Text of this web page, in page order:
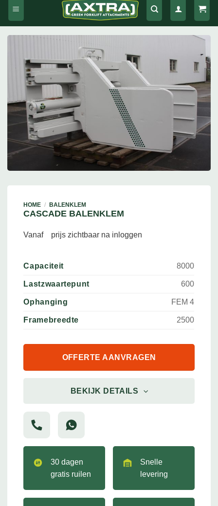
HOME / BALENKLEM
CASCADE BALENKLEM
Vanaf prijs zichtbaar na inloggen
Capaciteit 8000
Lastzwaartepunt 600
Ophanging FEM 4
Framebreedte 2500
OFFERTE AANVRAGEN
BEKIJK DETAILS
30 dagen
gratis ruilen
Snelle
levering